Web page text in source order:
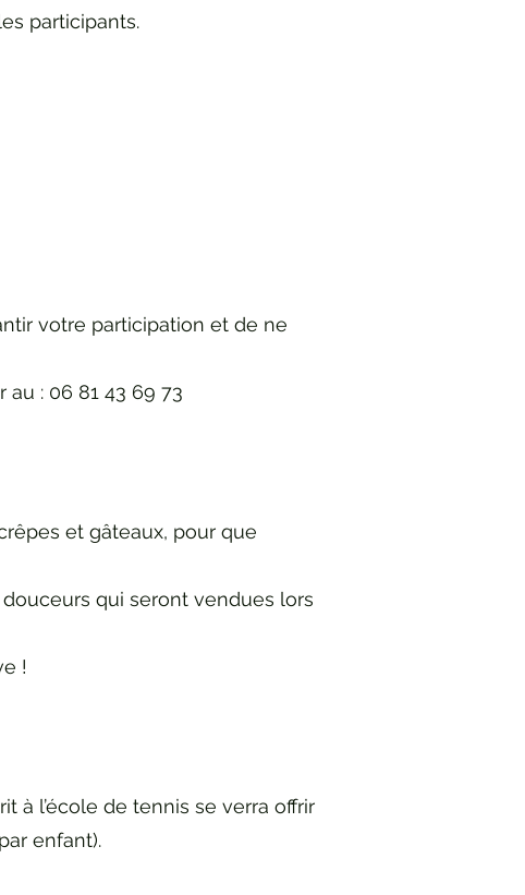
participants.
votre participation et de ne
: 06 81 43 69 73
et gâteaux, pour que
qui seront vendues lors
!
à l’école de tennis se verra offrir
enfant).